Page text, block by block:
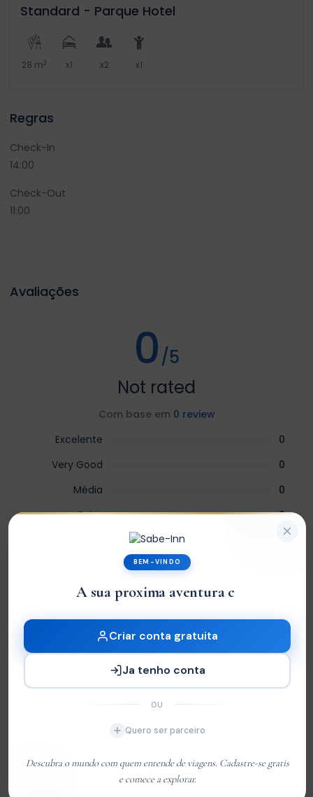
Standard - Parque Hotel
28 m2 x1 x2 x1
Regras
Check-In
14:00
Check-Out
11:00
Avaliações
0/5
Not rated
Com base em 0 review
Excelente
0
Very Good
0
Média
0
Ruim
0
Sem Avaliações
You mustlog into write review
Customer 01
Member Since Jan 2026
Hotel do Bazaruto
BEM-VINDO
A sua proxi|
Criar conta gratuita
Ja tenho conta
OU
Quero ser parceiro
Descubra o mundo com quem entende de viagens. Cadastre-se gratis
e comece a explorar.